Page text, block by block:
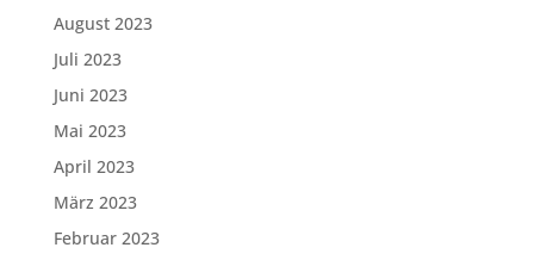
August 2023
Juli 2023
Juni 2023
Mai 2023
April 2023
März 2023
Februar 2023